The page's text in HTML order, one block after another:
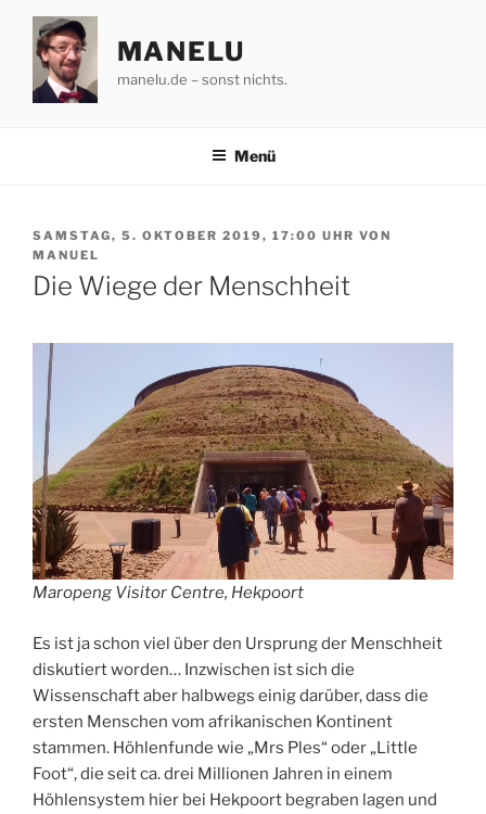
Zum
Inhalt
springen
MANELU
manelu.de – sonst nichts.
Menü
VERÖFFENTLICHT
AM
SAMSTAG, 5. OKTOBER 2019, 17:00 UHR VON
MANUEL
Die Wiege der Menschheit
Maropeng Visitor Centre, Hekpoort
Es ist ja schon viel über den Ursprung der Menschheit
diskutiert worden… Inzwischen ist sich die
Wissenschaft aber halbwegs einig darüber, dass die
ersten Menschen vom afrikanischen Kontinent
stammen. Höhlenfunde wie „Mrs Ples“ oder „Little
Foot“, die seit ca. drei Millionen Jahren in einem
Höhlensystem hier bei Hekpoort begraben lagen und